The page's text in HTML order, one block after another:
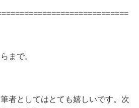
まで。
者としてはとても嬉しいです。次